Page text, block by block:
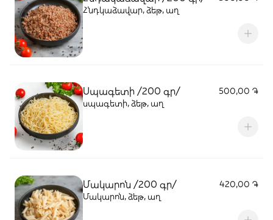
Հնդկաձավար, ձեթ, աղ
Սպագետի /200 գր/
500,00 ֏
սպագետի, ձեթ, աղ
Մակարոն /200 գր/
420,00 ֏
Մակարոն, ձեթ, աղ